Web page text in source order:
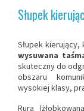
Słupek
Słupek
wysuwana
skuteczny do
obszaru
wysokiej klasy,
Rura